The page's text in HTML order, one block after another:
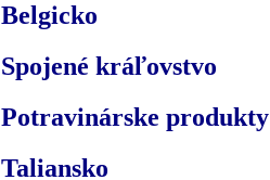
Belgicko
Spojené kráľovstvo
Potravinárske produkty
Taliansko